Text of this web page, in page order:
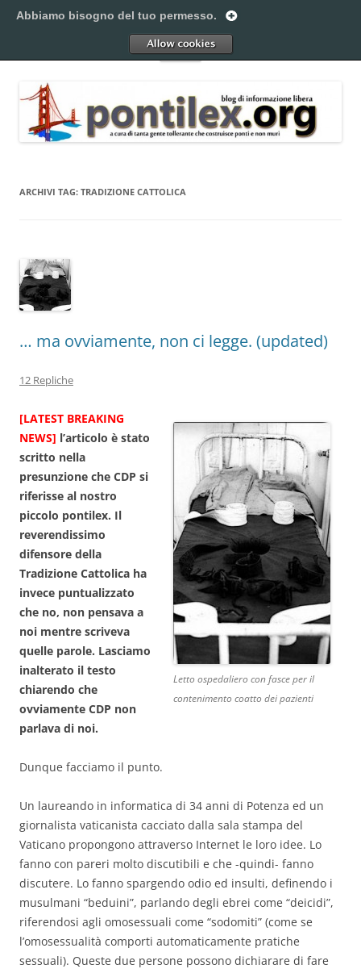
al
Pontilex
Menu
ARCHIVI TAG: TRADIZIONE CATTOLICA
… ma ovviamente, non ci legge. (updated)
12 Repliche
Letto ospedaliero con fasce per il
contenimento coatto dei pazienti
[LATEST BREAKING
NEWS] l’articolo è stato
scritto nella
presunzione che CDP si
riferisse al nostro
piccolo pontilex. Il
reverendissimo
difensore della
Tradizione Cattolica ha
invece puntualizzato
che no, non pensava a
noi mentre scriveva
quelle parole. Lasciamo
inalterato il testo
chiarendo che
ovviamente CDP non
parlava di noi.
Dunque facciamo il punto.
Un laureando in informatica di 34 anni di Potenza ed un
giornalista vaticanista cacciato dalla sala stampa del
Vaticano propongono attraverso Internet le loro idee. Lo
fanno con pareri molto discutibili e che -quindi- fanno
discutere. Lo fanno spargendo odio ed insulti, definendo i
musulmani “beduini”, parlando degli ebrei come “deicidi”,
riferendosi agli omosessuali come “sodomiti” (come se
l’omosessualità comporti automaticamente pratiche
sessuali). Queste due persone possono dichiarare di fare
Abbiamo bisogno del tuo permesso.